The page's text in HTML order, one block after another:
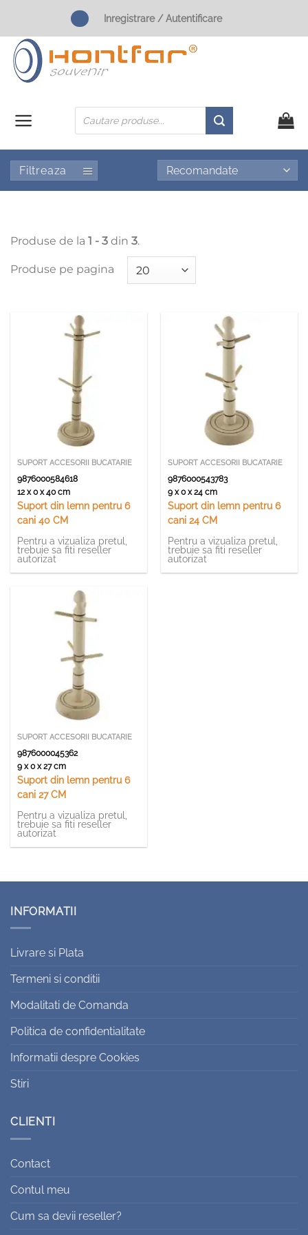
content
Inregistrare / Autentificare
Products
search
Filtreaza
Produse de la 1 - 3 din 3.
Produse pe pagina
SUPORT ACCESORII BUCATARIE
9876000584618
12 x 0 x 40 cm
Suport din lemn pentru 6
cani 40 CM
Pentru a vizualiza pretul,
trebuie sa fiti reseller
autorizat
SUPORT ACCESORII BUCATARIE
9876000543783
9 x 0 x 24 cm
Suport din lemn pentru 6
cani 24 CM
Pentru a vizualiza pretul,
trebuie sa fiti reseller
autorizat
SUPORT ACCESORII BUCATARIE
9876000045362
9 x 0 x 27 cm
Suport din lemn pentru 6
cani 27 CM
Pentru a vizualiza pretul,
trebuie sa fiti reseller
autorizat
INFORMATII
Livrare si Plata
Termeni si conditii
Modalitati de Comanda
Politica de confidentialitate
Informatii despre Cookies
Stiri
CLIENTI
Contact
Contul meu
Cum sa devii reseller?